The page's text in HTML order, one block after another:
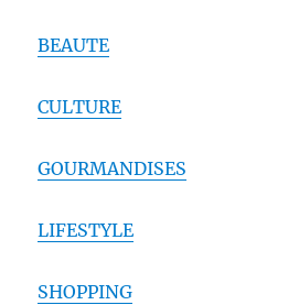
BEAUTE
CULTURE
GOURMANDISES
LIFESTYLE
SHOPPING